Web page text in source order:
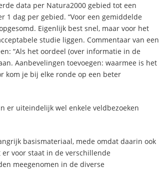
data per Natura2000 gebied tot een
1 dag per gebied. “Voor een gemiddelde
Eigenlijk best snel, maar voor het
studie liggen. Commentaar van een
“Als het oordeel (over informatie in de
Aanbevelingen toevoegen: waarmee is het
kom je bij elke ronde op een beter
er uiteindelijk wel enkele veldbezoeken
basismateriaal, mede omdat daarin ook
voor staat in de verschillende
meegenomen in de diverse